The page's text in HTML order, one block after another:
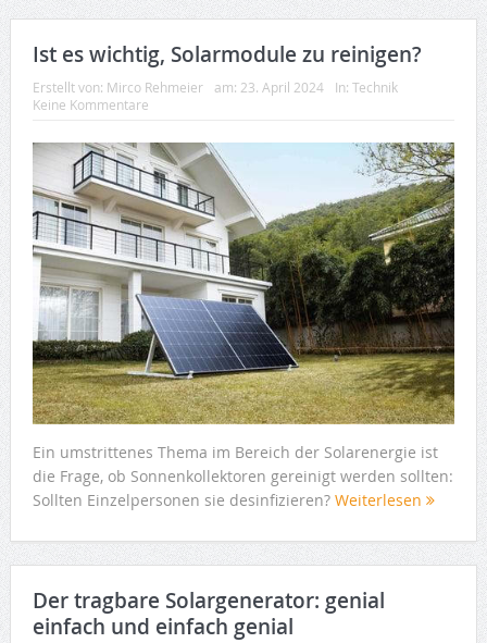
Ist es wichtig, Solarmodule zu reinigen?
Erstellt von: Mirco Rehmeier am: 23. April 2024 In: Technik
Keine Kommentare
Ein umstrittenes Thema im Bereich der Solarenergie ist
die Frage, ob Sonnenkollektoren gereinigt werden sollten:
Sollten Einzelpersonen sie desinfizieren? Weiterlesen
Der tragbare Solargenerator: genial
einfach und einfach genial